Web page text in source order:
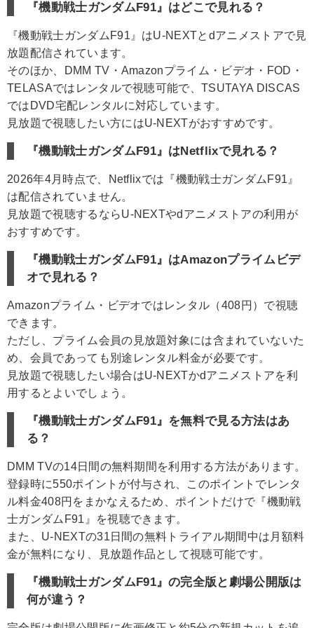
『機動戦士ガンダムF91』はどこで見れる？
『機動戦士ガンダムF91』はU-NEXTとdアニメストアで見
放題配信されています。
そのほか、DMM TV・Amazonプライム・ビデオ・FOD・
TELASAではレンタルで視聴可能で、TSUTAYA DISCAS
ではDVD宅配レンタルに対応しています。
見放題で視聴したい方にはU-NEXTがおすすめです。
『機動戦士ガンダムF91』はNetflixで見れる？
2026年4月時点で、Netflixでは『機動戦士ガンダムF91』
は配信されていません。
見放題で視聴するならU-NEXTやdアニメストアの利用が
おすすめです。
『機動戦士ガンダムF91』はAmazonプライムビデ
オで見れる？
Amazonプライム・ビデオではレンタル（408円）で視聴
できます。
ただし、プライム会員の見放題対象には含まれていないた
め、会員であっても別途レンタル料金が必要です。
見放題で視聴したい場合はU-NEXTかdアニメストアを利
用するとよいでしょう。
『機動戦士ガンダムF91』を無料で見る方法はあ
る？
DMM TVの14日間の無料期間を利用する方法があります。
登録時に550ポイントが付与され、このポイントでレンタ
ル料金408円をまかなえるため、ポイントだけで『機動戦
士ガンダムF91』を視聴できます。
また、U-NEXTの31日間の無料トライアル期間中は月額料
金が無料になり、見放題作品として視聴可能です。
『機動戦士ガンダムF91』の完全版と劇場公開版は
何が違う？